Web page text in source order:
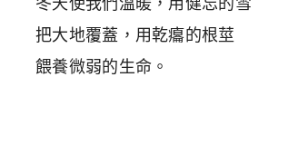
把大地覆蓋，用乾癟的根莖
餵養微弱的生命。